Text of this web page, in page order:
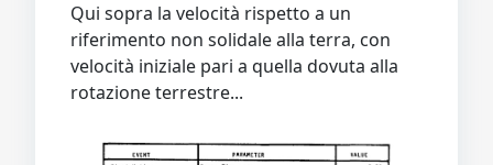
Qui sopra la velocità rispetto a un
riferimento non solidale alla terra, con
velocità iniziale pari a quella dovuta alla
rotazione terrestre...